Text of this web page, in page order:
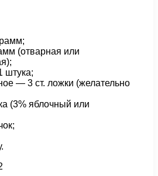
(отварная или
штука;
— 3 ст. ложки (желательно
(3% яблочный или